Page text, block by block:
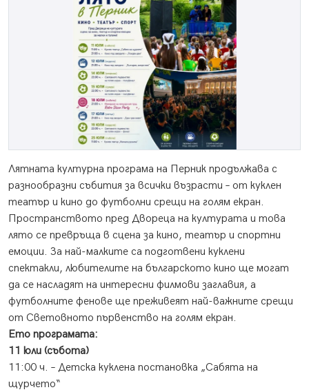
Лятната културна програма на Перник продължава с
разнообразни събития за всички възрасти – от куклен
театър и кино до футболни срещи на голям екран.
Пространството пред Двореца на културата и това
лято се превръща в сцена за кино, театър и спортни
емоции. За най-малките са подготвени куклени
спектакли, любителите на българското кино ще могат
да се насладят на интересни филмови заглавия, а
футболните фенове ще преживеят най-важните срещи
от Световното първенство на голям екран.
Ето програмата:
11 юли (събота)
11:00 ч. – Детска куклена постановка „Сабята на
щурчето“